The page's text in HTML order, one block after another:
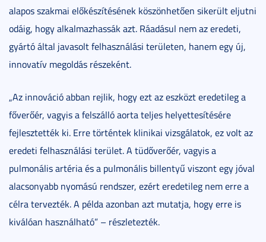
alapos szakmai előkészítésének köszönhetően sikerült eljutni
odáig, hogy alkalmazhassák azt. Ráadásul nem az eredeti,
gyártó által javasolt felhasználási területen, hanem egy új,
innovatív megoldás részeként.
„Az innováció abban rejlik, hogy ezt az eszközt eredetileg a
főverőér, vagyis a felszálló aorta teljes helyettesítésére
fejlesztették ki. Erre történtek klinikai vizsgálatok, ez volt az
eredeti felhasználási terület. A tüdőverőér, vagyis a
pulmonális artéria és a pulmonális billentyű viszont egy jóval
alacsonyabb nyomású rendszer, ezért eredetileg nem erre a
célra tervezték. A példa azonban azt mutatja, hogy erre is
kiválóan használható” – részletezték.